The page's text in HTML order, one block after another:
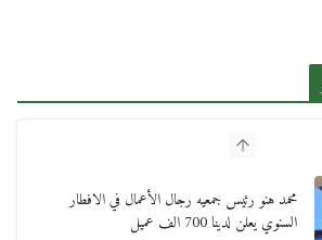
محمد هنو رئيس جمعيه رجال الأعمال في الافطار
السنوي يعلن لدينا 700 الف عميل